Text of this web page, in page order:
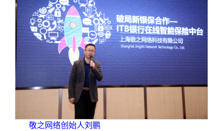
敬之网络创始人刘鹏